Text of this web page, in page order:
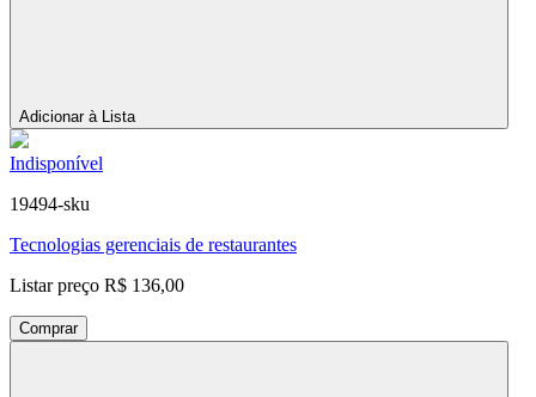
Adicionar à Lista
Indisponível
19494-sku
Tecnologias gerenciais de restaurantes
Listar preço R$ 136,00
Comprar